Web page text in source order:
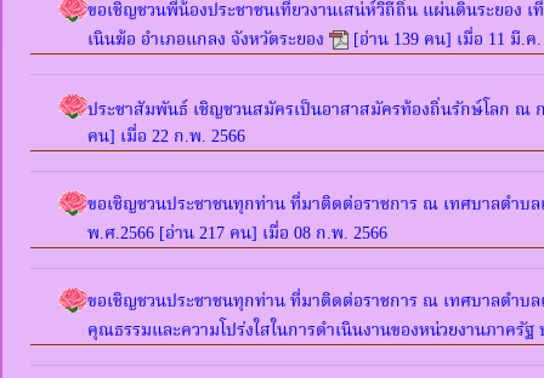
ขอเชิญชวนพี่น้องประชาชนเที่ยวงานเสน่ห์วิถีถิ่น แผ่นดินระยอง
เนินฆ้อ อำเภอแกลง จังหวัดระยอง
[อ่าน 139 คน] เมื่อ 11 มี.ค.
ประชาสัมพันธ์ เชิญชวนสมัครเป็นอาสาสมัครท้องถิ่นรักษ์โลก ณ
คน] เมื่อ 22 ก.พ. 2566
ขอเชิญชวนประชาชนทุกท่าน ที่มาติดต่อราชการ ณ เทศบาลตำบ
พ.ศ.2566 [อ่าน 217 คน] เมื่อ 08 ก.พ. 2566
ขอเชิญชวนประชาชนทุกท่าน ที่มาติดต่อราชการ ณ เทศบาลตำบ
คุณธรรมและความโปร่งใสในการดำเนินงานของหน่วยงานภาครัฐ